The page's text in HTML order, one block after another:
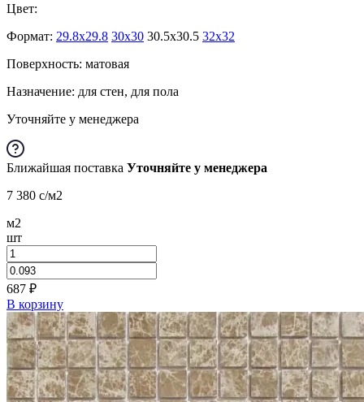
Цвет:
Формат: 29.8x29.8 30x30 30.5x30.5 32x32
Поверхность: матовая
Назначение: для стен, для пола
Уточняйте у менеджера
Ближайшая поставка Уточняйте у менеджера
7 380 c/м2
м2
шт
687 ₽
В корзину